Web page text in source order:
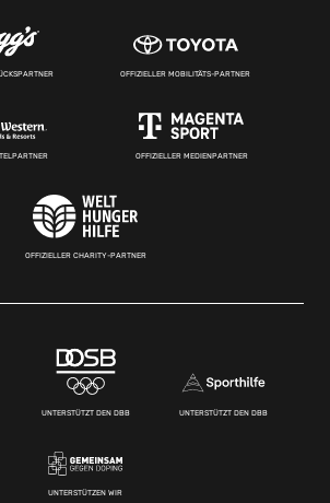
OFFIZIELLER MOBILITÄTS-PARTNER
OFFIZIELLER MEDIENPARTNER
OFFIZIELLER CHARITY-PARTNER
UNTERSTÜTZT DEN DBB UNTERSTÜTZT DEN DBB
UNTERSTÜTZEN WIR